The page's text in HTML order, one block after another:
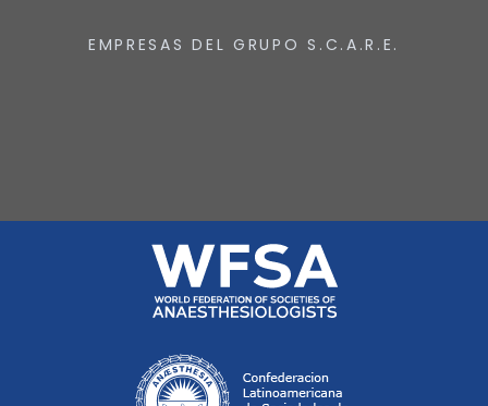
EMPRESAS DEL GRUPO S.C.A.R.E.